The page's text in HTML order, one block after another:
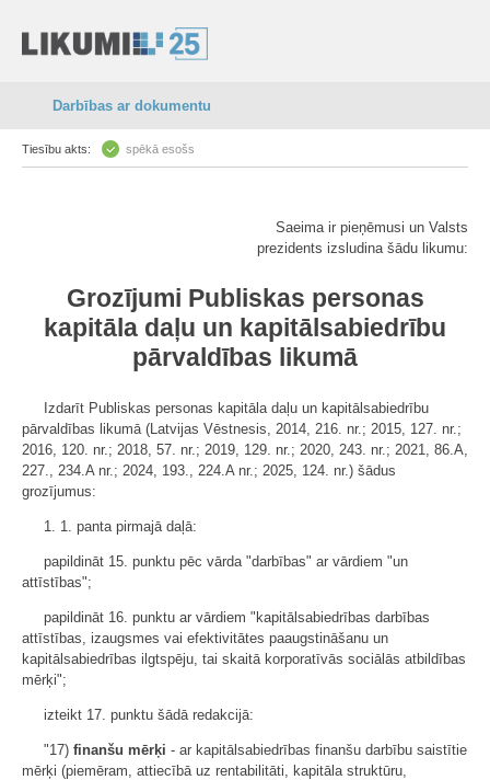
Darbības ar dokumentu
Tiesību akts: spēkā esošs
Saeima ir pieņēmusi un Valsts
prezidents izsludina šādu likumu:
Grozījumi Publiskas personas
kapitāla daļu un kapitālsabiedrību
pārvaldības likumā
Izdarīt Publiskas personas kapitāla daļu un kapitālsabiedrību
pārvaldības likumā (Latvijas Vēstnesis, 2014, 216. nr.; 2015, 127. nr.;
2016, 120. nr.; 2018, 57. nr.; 2019, 129. nr.; 2020, 243. nr.; 2021, 86.A,
227., 234.A nr.; 2024, 193., 224.A nr.; 2025, 124. nr.) šādus
grozījumus:
1. 1. panta pirmajā daļā:
papildināt 15. punktu pēc vārda "darbības" ar vārdiem "un
attīstības";
papildināt 16. punktu ar vārdiem "kapitālsabiedrības darbības
attīstības, izaugsmes vai efektivitātes paaugstināšanu un
kapitālsabiedrības ilgtspēju, tai skaitā korporatīvās sociālās atbildības
mērķi";
izteikt 17. punktu šādā redakcijā:
"17) finanšu mērķi - ar kapitālsabiedrības finanšu darbību saistītie
mērķi (piemēram, attiecībā uz rentabilitāti, kapitāla struktūru,